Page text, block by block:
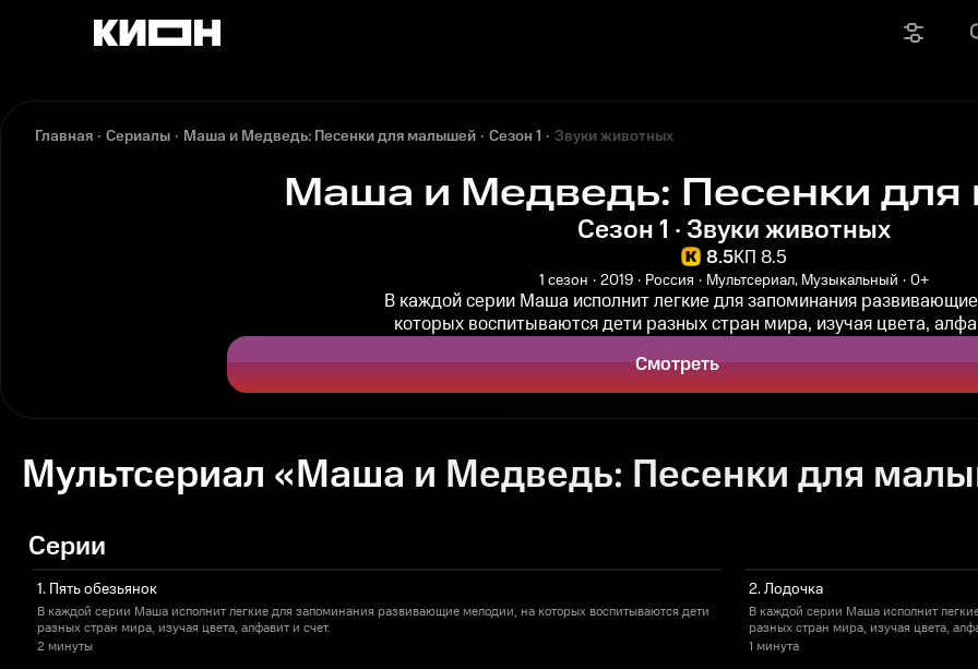
Главная Сериалы Маша и Медведь: Песенки для малышей Сезон 1 Звуки животных
Маша и Медведь: Песенки
Сезон 1 · Звуки животных
8.5КП 8.5
1 сезон 2019 Россия Мультсериал, Музыкальный 0+
В каждой серии Маша исполнит легкие для запоминания
которых воспитываются дети разных стран мира, изучая цвета,
Смотреть
Мультсериал «Маша и Медведь: Песенки для
Серии
1. Пять обезьянок
В каждой серии Маша исполнит легкие для запоминания развивающие мелодии, на которых воспитываются дети
разных стран мира, изучая цвета, алфавит и счет.
2 минуты
2. Лодочка
В каждой серии Маша исполнит
разных стран мира, изучая цвета,
1 минута